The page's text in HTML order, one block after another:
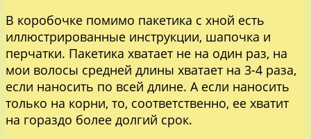
В коробочке помимо пакетика с хной есть
иллюстрированные инструкции, шапочка и
перчатки. Пакетика хватает не на один раз, на
мои волосы средней длины хватает на 3-4 раза,
если наносить по всей длине. А если наносить
только на корни, то, соответственно, ее хватит
на гораздо более долгий срок.